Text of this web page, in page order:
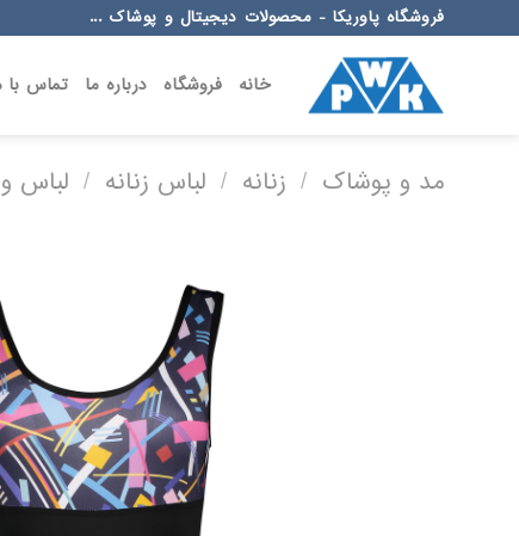
to
فروشگاه پاوریکا - محصولات دیجیتال و پوشاک ...
خانه فروشگاه درباره ما تماس با
مد و پوشاک / زنانه / لباس زنانه / لباس